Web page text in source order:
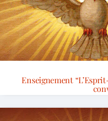
Enseignement